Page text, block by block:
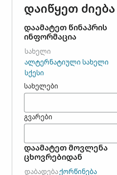
დაიწყეთ ძიება
დაამატეთ წინაპრის
ინფორმაცია
ᲡᲐᲮᲔᲚᲘ
ᲐᲚᲢᲔᲠᲜᲐᲢᲘᲣᲚᲘ ᲡᲐᲮᲔᲚᲘ
ᲡᲥᲔᲡᲘ
სახელები
გვარები
დაამატეთ მოვლენა
ცხოვრებიდან
ᲓᲐᲑᲐᲓᲔᲑᲐᲥᲝᲠᲬᲘᲜᲔᲑᲐ